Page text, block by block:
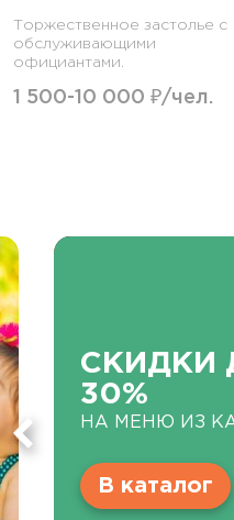
Торжественное застолье с
обслуживающими
официантами.
1 500-10 000 ₽/чел.
СКИДКИ
30%
НА МЕНЮ ИЗ
В каталог